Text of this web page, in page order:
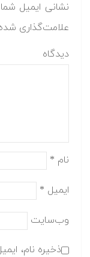
نشانی ایمیل
علامت‌گذاری
دیدگاه
نام *
ایمیل *
وب‌سایت
ذخیره نام،